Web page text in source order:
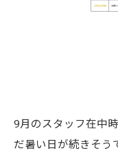
9月のスタッフ在中
だ暑い日が続きそう